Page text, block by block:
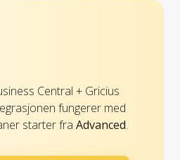
Central + Gricius
fungerer med
starter fra Advanced.